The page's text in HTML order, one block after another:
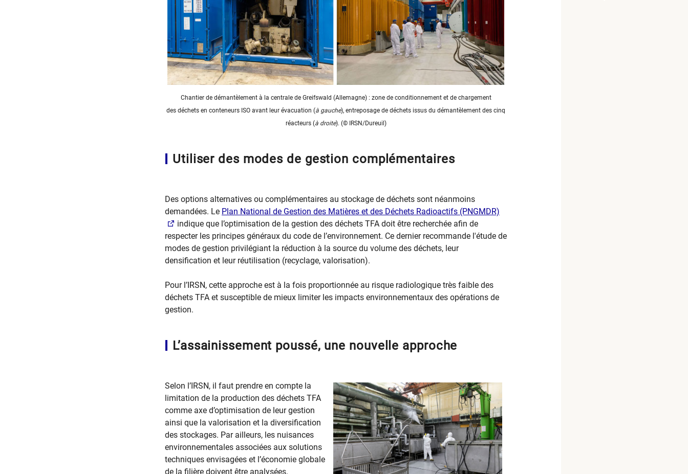
Chantier de démantèlement à la centrale de Greifswald (Allemagne) : zone de conditionnement et de chargement
des déchets en conteneurs ISO avant leur évacuation (à gauche), entreposage de déchets issus du démantèlement des cinq
réacteurs (à droite). (© IRSN/Dureuil)
Utiliser des modes de gestion complémentaires
Des options alternatives ou complémentaires au stockage de déchets sont néanmoins
demandées. Le Plan National de Gestion des Matières et des Déchets Radioactifs (PNGMDR)​
indique que l’optimisation de la gestion des déchets TFA doit être recherchée afin de
respecter les principes généraux du code de l’environnement. Ce dernier recommande l'étude de
modes de gestion privilégiant la réduction à la source du volume des déchets, leur
densification et leur réutilisation (recyclage, valorisation).
Pour l’IRSN, cette approche est à la fois proportionnée au risque radiologique très faible des
déchets TFA et susceptible de mieux limiter les impacts environnementaux des opérations de
gestion.
L’assainissement poussé, une nouvelle approche
Selon l’IRSN, il faut prendre en compte la
limitation de la production des déchets TFA
comme axe d’optimisation de leur gestion
ainsi que la valorisation et la diversification
des stockages. Par ailleurs, les nuisances
environnementales associées aux solutions
techniques envisagées et l’économie globale
de la filière doivent être analysées.